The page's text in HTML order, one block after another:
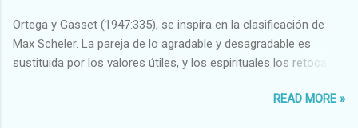
Ortega y Gasset (1947:335), se inspira en la clasificación de
Max Scheler. La pareja de lo agradable y desagradable es
sustituida por los valores útiles, y los espirituales los retoca.
Abundante-Escaso,etc 2 VITALES Sano-Enfermo Selecto-
Vulgar Enérgico-Inerte Fuerte-Débil,etc. 3 ESPIRITUALES a)
READ MORE »